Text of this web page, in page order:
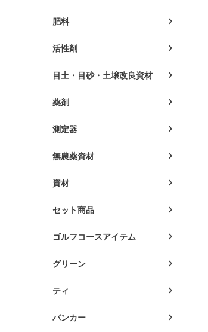
肥料
活性剤
目土・目砂・土壌改良資材
薬剤
測定器
無農薬資材
資材
セット商品
ゴルフコースアイテム
グリーン
ティ
バンカー